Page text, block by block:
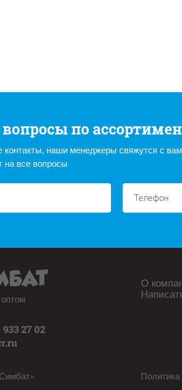
по
контакты, наши менеджеры свяжутся с
на все вопросы
27 02
О